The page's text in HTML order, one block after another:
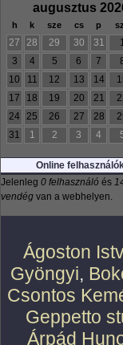
augusztus
h k sze cs p
27 28 29 30 31
3
4 5 6 7
10
11 12 13 14
17
18 19 20 21
24
25 26 27 28
31
1 2 3 4
Online
Jelenleg 0 felhasználó és
vendég van a webhelyen.
Ágoston
Gyöngyi,
Csontos
Geppetto
Árpád